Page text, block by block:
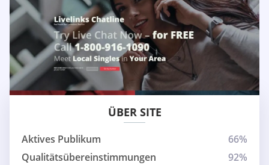
ÜBER SITE
Aktives Publikum
66%
Qualitätsübereinstimmungen
92%